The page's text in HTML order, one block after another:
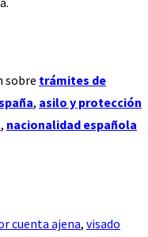
sobre trámites de
, asilo y protección
, nacionalidad española
cuenta ajena, visado